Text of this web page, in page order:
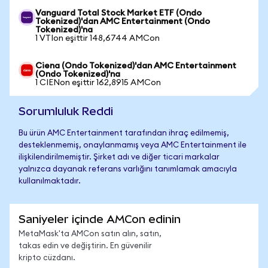
Vanguard Total Stock Market ETF (Ondo
Tokenized)'dan AMC Entertainment (Ondo
Tokenized)'na
1 VTIon eşittir 148,6744 AMCon
Ciena (Ondo Tokenized)'dan AMC Entertainment
(Ondo Tokenized)'na
1 CIENon eşittir 162,8915 AMCon
Sorumluluk Reddi
Bu ürün AMC Entertainment tarafından ihraç edilmemiş,
desteklenmemiş, onaylanmamış veya AMC Entertainment ile
ilişkilendirilmemiştir. Şirket adı ve diğer ticari markalar
yalnızca dayanak referans varlığını tanımlamak amacıyla
kullanılmaktadır.
Saniyeler içinde AMCon edinin
MetaMask'ta AMCon satın alın, satın,
takas edin ve değiştirin. En güvenilir
kripto cüzdanı.